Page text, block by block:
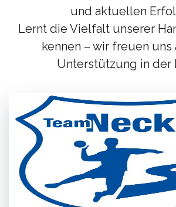
und aktuellen
Lernt die Vielfalt unserer
kennen – wir freuen
Unterstützung in der